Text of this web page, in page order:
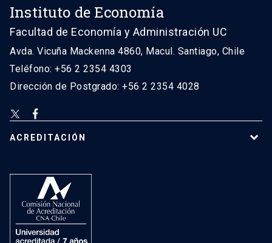
Instituto de Economía
Facultad de Economía y Administración UC
Avda. Vicuña Mackenna 4860, Macul. Santiago, Chile
Teléfono: +56 2 2354 4303
Dirección de Postgrado: +56 2 2354 4028
ACREDITACIÓN